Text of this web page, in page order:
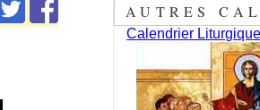
AUTRES
Calendrier